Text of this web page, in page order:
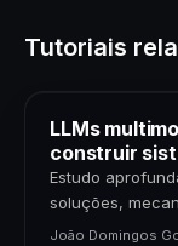
Tutoriais
LLMs
construir
Estudo
soluções,
Linguagem de
João Domingos